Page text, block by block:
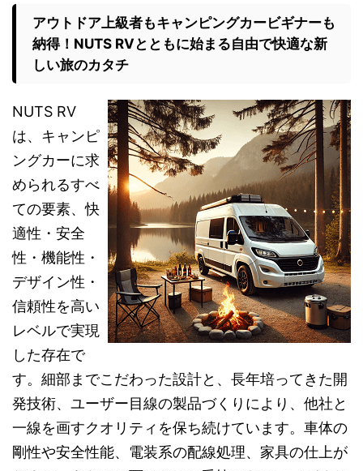
アウトドア上級者もキャンピングカービギナーも
納得！NUTS RVとともに始まる自由で快適な新
しい旅のカタチ
NUTS RV
は、キャンピ
ングカーに求
められるすべ
ての要素、快
適性・安全
性・機能性・
デザイン性・
信頼性を高い
レベルで実現
した存在で
す。細部までこだわった設計と、長年培ってきた開
発技術、ユーザー目線の製品づくりにより、他社と
一線を画すクオリティを保ち続けています。車体の
剛性や安全性能、電装系の配線処理、家具の仕上が